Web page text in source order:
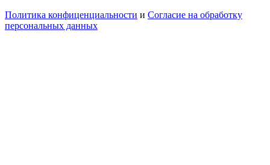
Политика конфиценциальности и Согласие на обработку
персональных данных